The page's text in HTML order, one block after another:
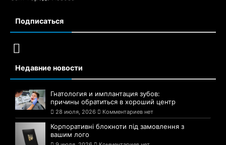
Подписаться
Недавние новости
Гнатология и имплантация зубов:
причины обратиться в хороший центр
28 июля, 2026 Комментариев нет
Корпоративні блокноти під замовлення з
вашим лого